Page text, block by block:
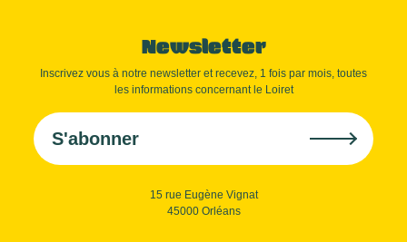
Newsletter
Inscrivez vous à notre newsletter et recevez, 1 fois par mois, toutes
les informations concernant le Loiret
S'abonner
15 rue Eugène Vignat
45000 Orléans